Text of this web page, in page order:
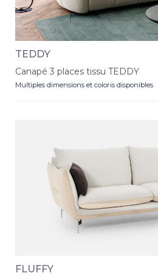
TEDDY
Canapé 3 places tissu TEDDY
Multiples dimensions et coloris disponibles
FLUFFY